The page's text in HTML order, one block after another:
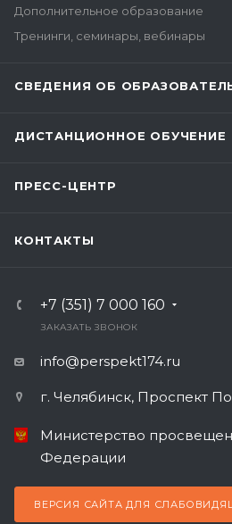
Дополнительное образование
Тренинги, семинары, вебинары
СВЕДЕНИЯ ОБ
ДИСТАНЦИОННОЕ ОБУЧЕНИЕ
ПРЕСС-ЦЕНТР
КОНТАКТЫ
+7 (351) 7 000 160
ЗАКАЗАТЬ ЗВОНОК
info@perspekt174.ru
г. Челябинск, Проспект
Министерство
Федерации
ВЕРСИЯ САЙТА ДЛЯ